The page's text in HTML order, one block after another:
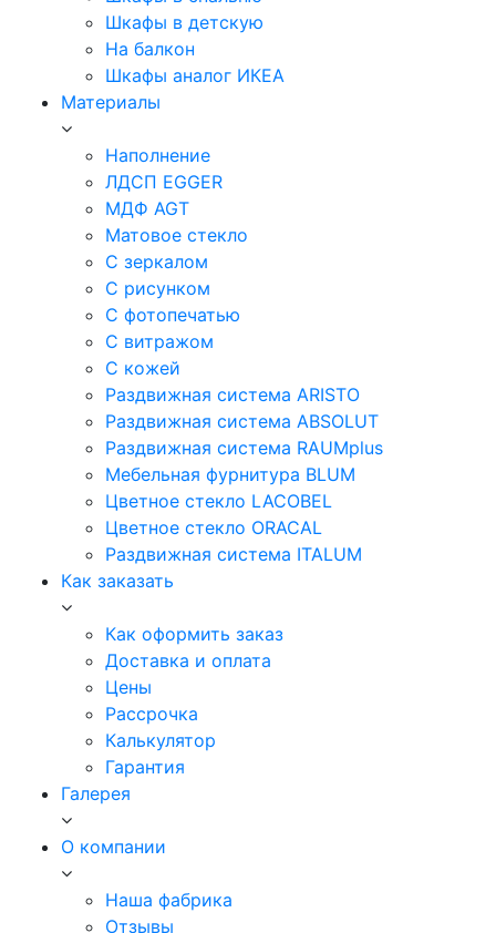
Шкафы в детскую
На балкон
Шкафы аналог ИКЕА
Материалы
Наполнение
ЛДСП EGGER
МДФ AGT
Матовое стекло
С зеркалом
С рисунком
С фотопечатью
С витражом
С кожей
Раздвижная система ARISTO
Раздвижная система ABSOLUT
Раздвижная система RAUMplus
Мебельная фурнитура BLUM
Цветное стекло LACOBEL
Цветное стекло ORACAL
Раздвижная система ITALUM
Как заказать
Как оформить заказ
Доставка и оплата
Цены
Рассрочка
Калькулятор
Гарантия
Галерея
О компании
Наша фабрика
Отзывы